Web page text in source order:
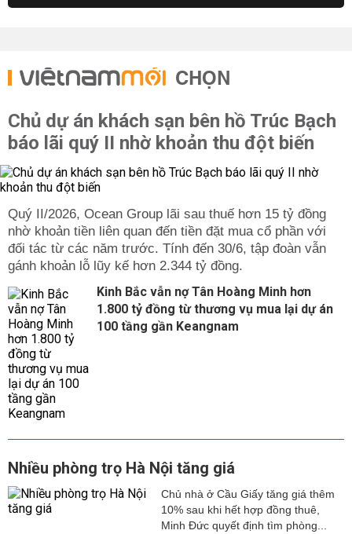
CHỌN
Chủ dự án khách sạn bên hồ Trúc Bạch
báo lãi quý II nhờ khoản thu đột biến
Quý II/2026, Ocean Group lãi sau thuế hơn 15 tỷ đồng
nhờ khoản tiền liên quan đến tiền đặt mua cổ phần với
đối tác từ các năm trước. Tính đến 30/6, tập đoàn vẫn
gánh khoản lỗ lũy kế hơn 2.344 tỷ đồng.
Kinh Bắc vẫn nợ Tân Hoàng Minh hơn
1.800 tỷ đồng từ thương vụ mua lại dự án
100 tầng gần Keangnam
Nhiều phòng trọ Hà Nội tăng giá
Chủ nhà ở Cầu Giấy tăng giá thêm
10% sau khi hết hợp đồng thuê,
Minh Đức quyết định tìm phòng...